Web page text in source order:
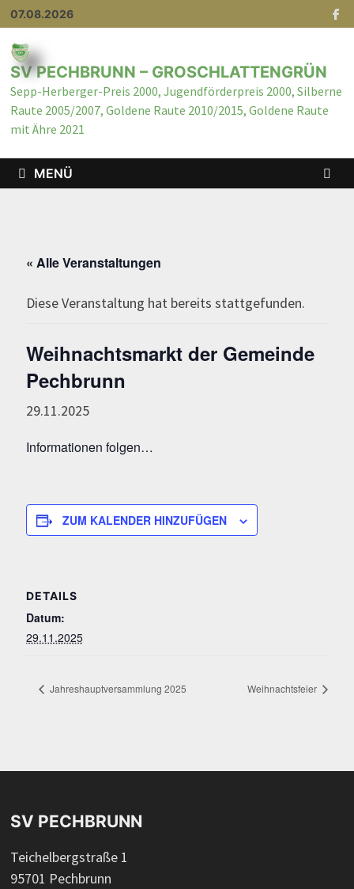
07.08.2026
SV PECHBRUNN – GROSCHLATTENGRÜN
Sepp-Herberger-Preis 2000, Jugendförderpreis 2000, Silberne
Raute 2005/2007, Goldene Raute 2010/2015, Goldene Raute
mit Ähre 2021
MENÜ
« Alle Veranstaltungen
Diese Veranstaltung hat bereits stattgefunden.
Weihnachtsmarkt der Gemeinde
Pechbrunn
29.11.2025
Informationen folgen…
ZUM KALENDER HINZUFÜGEN
DETAILS
Datum:
29.11.2025
Jahreshauptversammlung 2025 Weihnachtsfeier
SV PECHBRUNN
Teichelbergstraße 1
95701 Pechbrunn